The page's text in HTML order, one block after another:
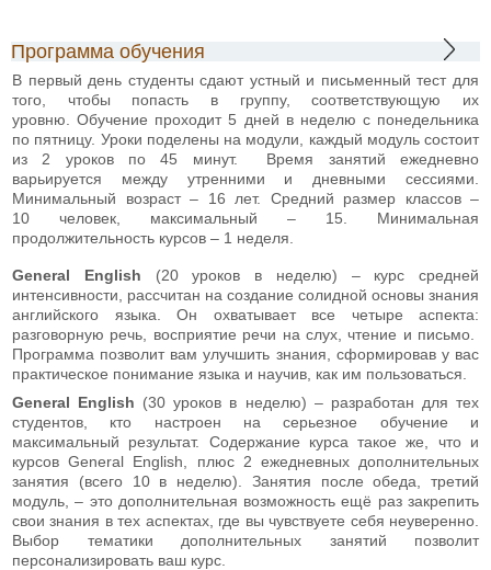
Программа обучения
В первый день студенты сдают устный и письменный тест для
того, чтобы попасть в группу, соответствующую их
уровню. Обучение проходит 5 дней в неделю с понедельника
по пятницу. Уроки поделены на модули, каждый модуль состоит
из 2 уроков по 45 минут. Время занятий ежедневно
варьируется между утренними и дневными сессиями.
Минимальный возраст – 16 лет. Средний размер классов –
10 человек, максимальный – 15. Минимальная
продолжительность курсов – 1 неделя.
General English (20 уроков в неделю) – курс средней
интенсивности, рассчитан на создание солидной основы знания
английского языка. Он охватывает все четыре аспекта:
разговорную речь, восприятие речи на слух, чтение и письмо.
Программа позволит вам улучшить знания, сформировав у вас
практическое понимание языка и научив, как им пользоваться.
General English (30 уроков в неделю) – разработан для тех
студентов, кто настроен на серьезное обучение и
максимальный результат. Содержание курса такое же, что и
курсов General English, плюс 2 ежедневных дополнительных
занятия (всего 10 в неделю). Занятия после обеда, третий
модуль, – это дополнительная возможность ещё раз закрепить
свои знания в тех аспектах, где вы чувствуете себя неуверенно.
Выбор тематики дополнительных занятий позволит
персонализировать ваш курс.